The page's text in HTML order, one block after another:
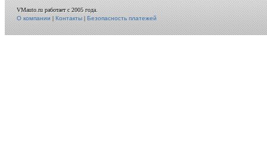
VMauto.ru работает с 2005 года.
О компании|Контакты|Безопасность платежей